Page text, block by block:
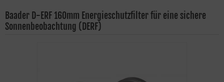
Baader D-ERF 160mm Energieschutzfilter für eine sichere
Sonnenbeobachtung (DERF)